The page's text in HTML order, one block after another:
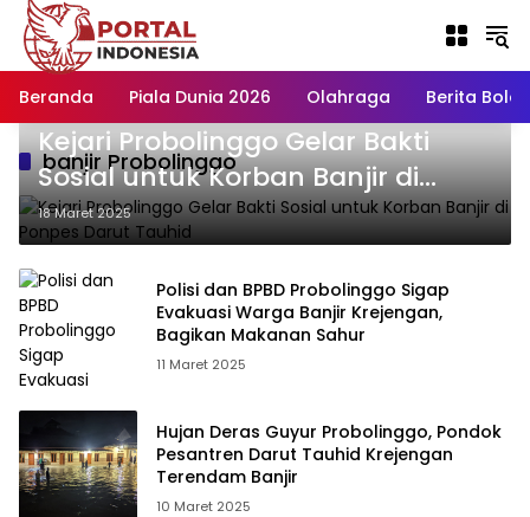
Langsung
konten
Beranda
Piala Dunia 2026 Olahraga Berita Bola
banjir Probolinggo
Kejari Probolinggo Gelar Bakti
Sosial untuk Korban Banjir di
Ponpes Darut Tauhid
18 Maret 2025
Polisi dan BPBD Probolinggo Sigap
Evakuasi Warga Banjir Krejengan,
Bagikan Makanan Sahur
11 Maret 2025
Hujan Deras Guyur Probolinggo, Pondok
Pesantren Darut Tauhid Krejengan
Terendam Banjir
10 Maret 2025